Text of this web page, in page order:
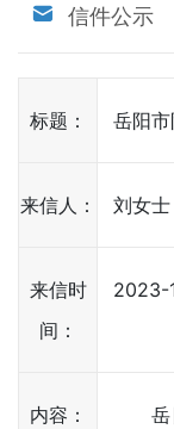
信件公示
标题： 岳阳
来信人： 刘女士
来信时
间：
2023-
内容：